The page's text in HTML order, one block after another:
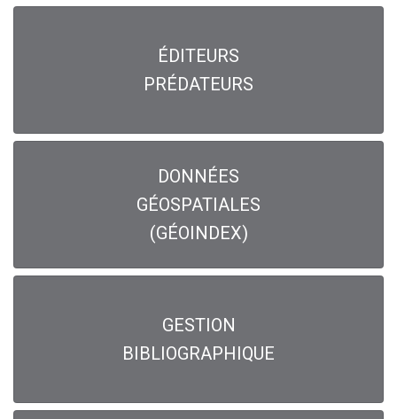
ÉDITEURS
PRÉDATEURS
DONNÉES
GÉOSPATIALES
(GÉOINDEX)
GESTION
BIBLIOGRAPHIQUE